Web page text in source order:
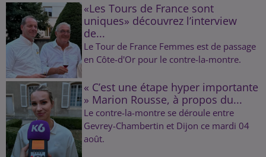
«Les Tours de France sont
uniques» découvrez l’interview
de...
Le Tour de France Femmes est de passage
en Côte-d'Or pour le contre-la-montre.
« C’est une étape hyper importante
» Marion Rousse, à propos du...
Le contre-la-montre se déroule entre
Gevrey-Chambertin et Dijon ce mardi 04
août.